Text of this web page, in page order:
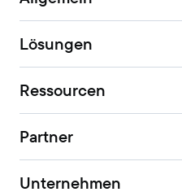
Lösungen
Ressourcen
Partner
Unternehmen